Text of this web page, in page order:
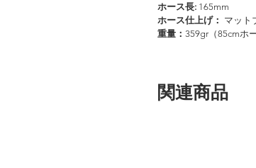
ホース長: 165mm
ホース仕上げ： マット
重量： 359gr（85cmホ
関連商品